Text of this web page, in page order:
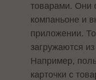
товарами. Они
компаньоне и
приложении.
загружаются
Например,
карточки с